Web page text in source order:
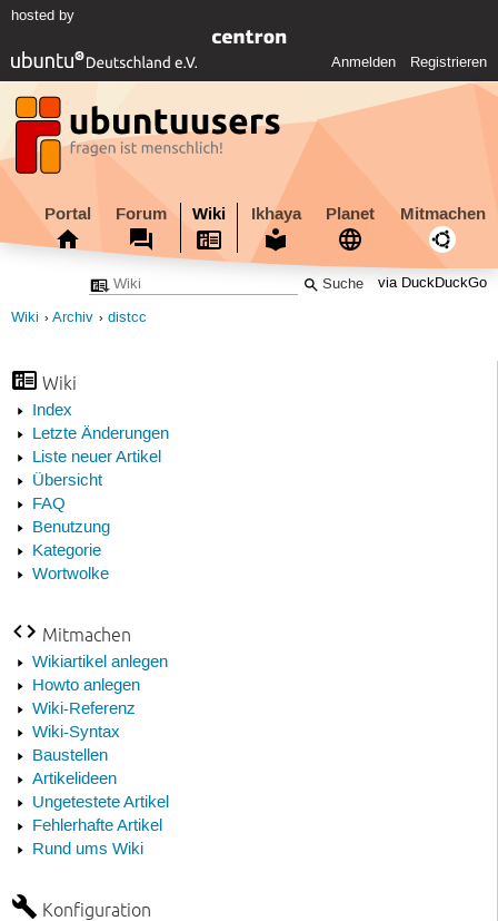
hosted by
Anmelden Registrieren
Portal Forum Wiki Ikhaya Planet Mitmachen
via DuckDuckGo
Wiki Archiv distcc
Wiki
Index
Letzte Änderungen
Liste neuer Artikel
Übersicht
FAQ
Benutzung
Kategorie
Wortwolke
Mitmachen
Wikiartikel anlegen
Howto anlegen
Wiki-Referenz
Wiki-Syntax
Baustellen
Artikelideen
Ungetestete Artikel
Fehlerhafte Artikel
Rund ums Wiki
Konfiguration